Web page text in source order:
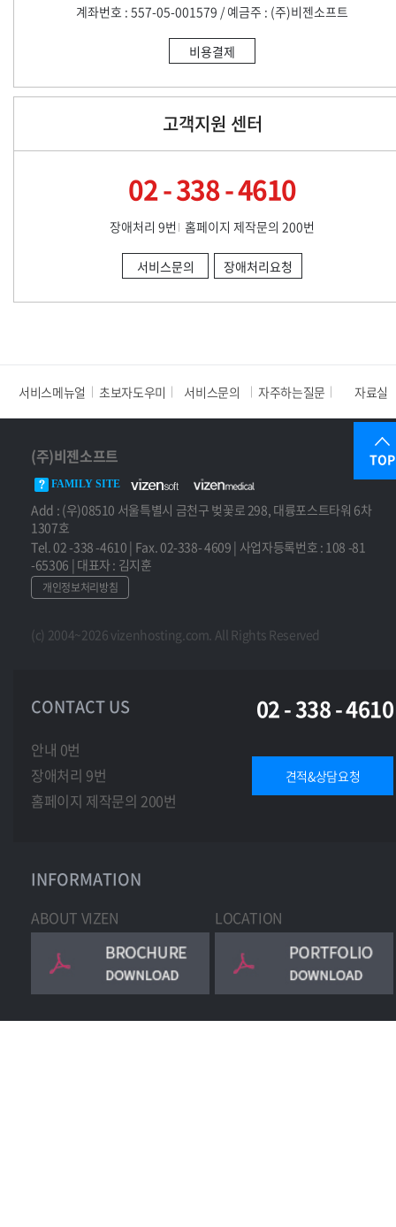
계좌번호 : 557-05-001579 / 예금주 : (주)비젠소프트
비용결제
고객지원 센터
02 - 338 - 4610
장애처리 9번 홈페이지 제작문의 200번
서비스문의 장애처리요청
서비스메뉴얼 초보자도우미 서비스문의 자주하는질문 자료실
TOP
(주)비젠소프트
FAMILY SITE
Add : (우)08510 서울특별시 금천구 벚꽃로 298, 대륭포스트타워 6차
1307호
Tel. 02 -338 -4610 | Fax. 02-338- 4609 | 사업자등록번호 : 108 -81
-65306 | 대표자 : 김지훈
개인정보처리방침
(c) 2004~2026 vizenhosting.com. All Rights Reserved
CONTACT US 02 - 338 - 4610
안내 0번
장애처리 9번
홈페이지 제작문의 200번
견적&상담요청
INFORMATION
ABOUT VIZEN LOCATION